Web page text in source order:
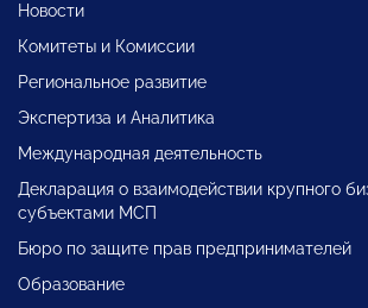
Новости
Комитеты и Комиссии
Региональное развитие
Экспертиза и Аналитика
Международная деятельность
Декларация о взаимодействии крупного
субъектами МСП
Бюро по защите прав предпринимателей
Образование